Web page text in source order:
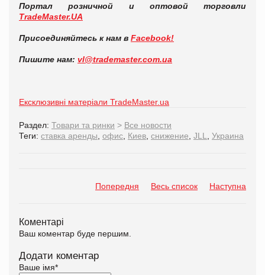
Портал розничной и оптовой торговли
TradeMaster.UA
Присоединяйтесь к нам в Facebook!
Пишите нам: vl@trademaster.com.ua
Ексклюзивні матеріали TradeMaster.ua
Раздел: Товари та ринки > Все новости
Теги: ставка аренды офис Киев снижение JLL Украина
Попередня Весь список Наступна
Коментарі
Ваш коментар буде першим.
Додати коментар
Ваше імя*